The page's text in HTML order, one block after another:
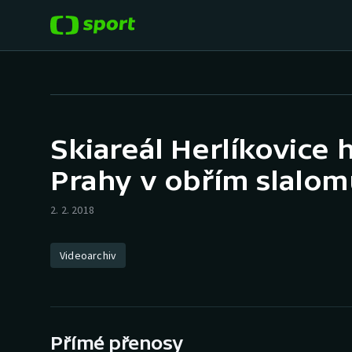
Hokej
Tenis
Cyklistika
Baseball a softbal
Basketbal
Skiareál Herlíkovice
Prahy v obřím
2. 2. 2018
Videoarchiv
Přímé přenosy